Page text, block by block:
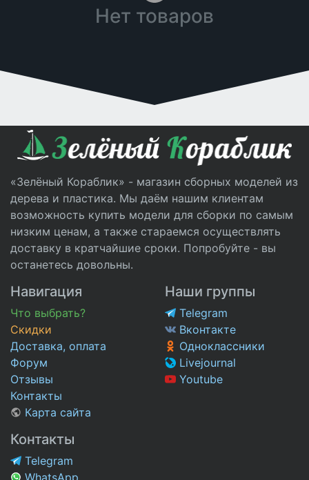
Нет товаров
«Зелёный Кораблик» - магазин сборных моделей из
дерева и пластика. Мы даём нашим клиентам
возможность купить модели для сборки по самым
низким ценам, а также стараемся осуществлять
доставку в кратчайшие сроки. Попробуйте - вы
останетесь довольны.
Навигация
Что выбрать?
Скидки
Доставка, оплата
Форум
Отзывы
Контакты
Карта сайта
Наши группы
Telegram
Вконтакте
Одноклассники
Livejournal
Youtube
Контакты
Telegram
WhatsApp